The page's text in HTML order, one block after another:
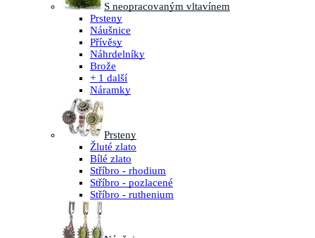
S neopracovaným vltavínem
Prsteny
Náušnice
Přívěsy
Náhrdelníky
Brože
+ 1 další
Náramky
Prsteny
Žluté zlato
Bílé zlato
Stříbro - rhodium
Stříbro - pozlacené
Stříbro - ruthenium